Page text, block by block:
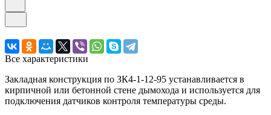
Все характеристики
Закладная конструкция по ЗК4-1-12-95 устанавливается в
кирпичной или бетонной стене дымохода и используется для
подключения датчиков контроля температуры среды.